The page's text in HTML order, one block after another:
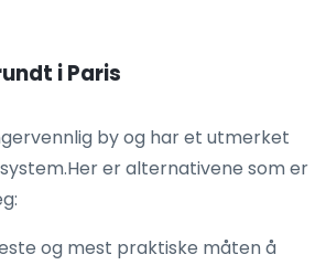
i Paris
by og har et utmerket
er alternativene som er
og mest praktiske måten å